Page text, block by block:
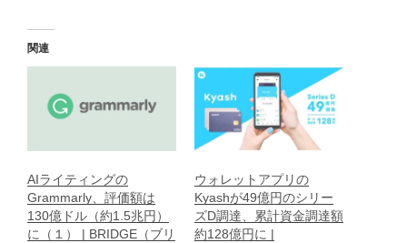
関連
AIライティングの
Grammarly、評価額は
130億ドル（約1.5兆円）
に（１） | BRIDGE（ブリ
ウォレットアプリの
Kyashが49億円のシリー
ズD調達、累計資金調達額
約128億円に |